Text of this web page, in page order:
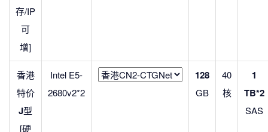
存/IP
可
增]
香港
特价
J型
[硬
Intel E5-
2680v2*2
128
GB
40
核
1
TB*2
SAS